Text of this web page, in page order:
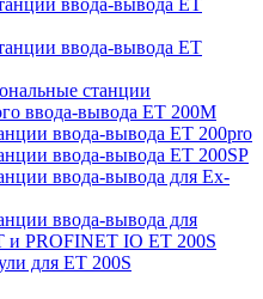
ввода-вывода ET
ввода-вывода ET
станции
ввода-вывода ET 200M
ввода-вывода ET 200pro
ввода-вывода ET 200SP
ввода-вывода для Ex-
ввода-вывода для
и PROFINET IO ET 200S
для ET 200S